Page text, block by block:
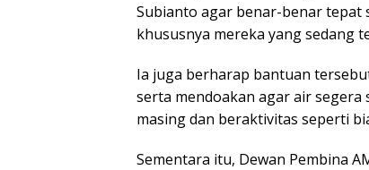
Subianto agar benar-benar tepat
khususnya mereka yang sedang
Ia juga berharap bantuan
serta mendoakan agar air
masing dan beraktivitas seperti
Sementara itu, Dewan Pembina